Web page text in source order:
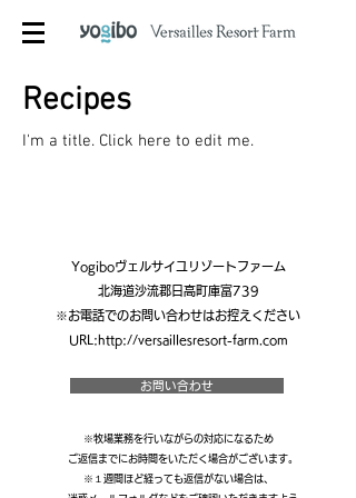
Recipes
I'm a title. ​Click here to edit me.
Yogiboヴェルサイユリゾートファーム
北海道沙流郡日高町庫富739
※お電話でのお問い合わせはお控えください
URL:http://versaillesresort-farm.com
お問い合わせ
※牧場業務を行いながらの対応になるため
ご返信までにお時間をいただく場合がございます。
※１週間ほど経っても返信がない場合は、